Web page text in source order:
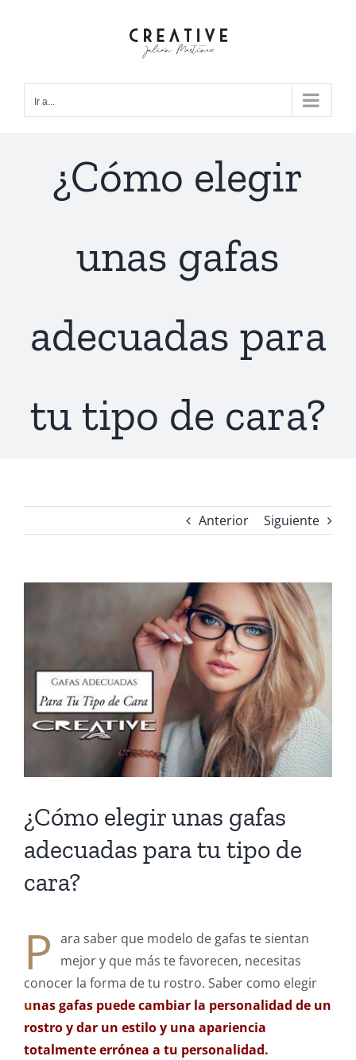
Ir a...
¿Cómo elegir
unas gafas
adecuadas para
tu tipo de cara?
Anterior Siguiente
¿Cómo elegir unas gafas
adecuadas para tu tipo de
cara?
P ara saber que modelo de gafas te sientan
mejor y que más te favorecen, necesitas
conocer la forma de tu rostro. Saber como elegir
unas gafas puede cambiar la personalidad de un
rostro y dar un estilo y una apariencia
totalmente errónea a tu personalidad.